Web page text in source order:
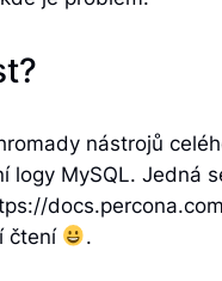
nástrojů
logy MySQL. Jedná
čtení
.